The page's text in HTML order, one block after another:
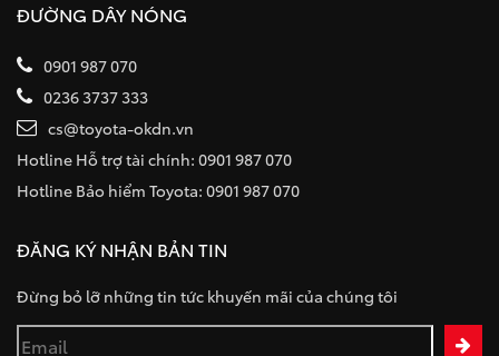
ĐƯỜNG DÂY NÓNG
0901 987 070
0236 3737 333
cs@toyota-okdn.vn
Hotline Hỗ trợ tài chính: 0901 987 070
Hotline Bảo hiểm Toyota: 0901 987 070
ĐĂNG KÝ NHẬN BẢN TIN
Đừng bỏ lỡ những tin tức khuyến mãi của chúng tôi